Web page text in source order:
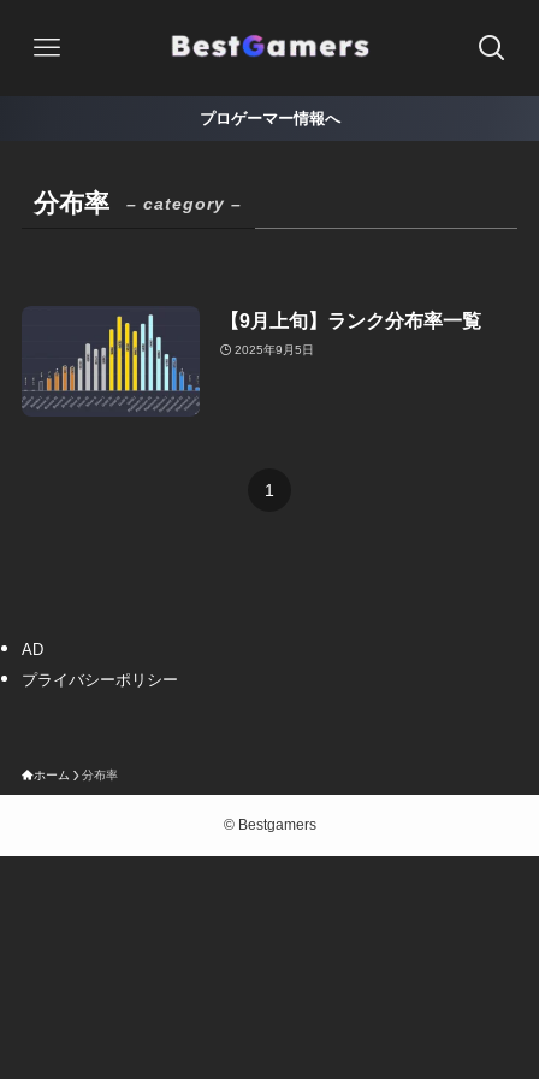
プロゲーマー情報へ
分布率 – category –
【9月上旬】ランク分布率一覧
2025年9月5日
1
AD
プライバシーポリシー
ホーム 分布率
©Bestgamers